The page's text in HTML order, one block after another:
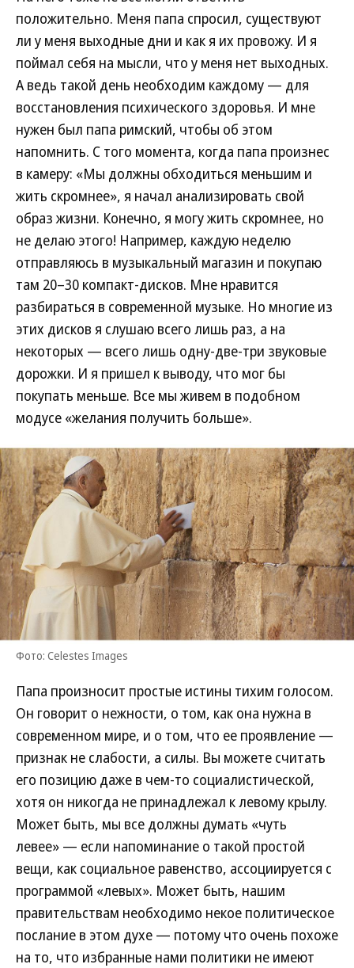
положительно. Меня папа спросил, существуют
ли у меня выходные дни и как я их провожу. И я
поймал себя на мысли, что у меня нет выходных.
А ведь такой день необходим каждому — для
восстановления психического здоровья. И мне
нужен был папа римский, чтобы об этом
напомнить. С того момента, когда папа произнес
в камеру: «Мы должны обходиться меньшим и
жить скромнее», я начал анализировать свой
образ жизни. Конечно, я могу жить скромнее, но
не делаю этого! Например, каждую неделю
отправляюсь в музыкальный магазин и покупаю
там 20–30 компакт-дисков. Мне нравится
разбираться в современной музыке. Но многие из
этих дисков я слушаю всего лишь раз, а на
некоторых — всего лишь одну-две-три звуковые
дорожки. И я пришел к выводу, что мог бы
покупать меньше. Все мы живем в подобном
модусе «желания получить больше».
Фото: Celestes Images
Папа произносит простые истины тихим голосом.
Он говорит о нежности, о том, как она нужна в
современном мире, и о том, что ее проявление —
признак не слабости, а силы. Вы можете считать
его позицию даже в чем-то социалистической,
хотя он никогда не принадлежал к левому крылу.
Может быть, мы все должны думать «чуть
левее» — если напоминание о такой простой
вещи, как социальное равенство, ассоциируется с
программой «левых». Может быть, нашим
правительствам необходимо некое политическое
послание в этом духе — потому что очень похоже
на то, что избранные нами политики не имеют